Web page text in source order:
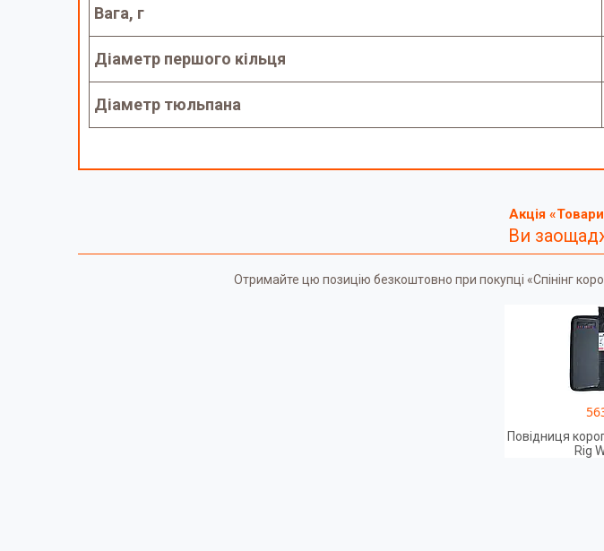
Вага, г
Діаметр першого кільця
Діаметр тюльпана
Акція
Ви
Отримайте цю позицію безкоштовно при покупці «Спінінг
Повідниця
Rig